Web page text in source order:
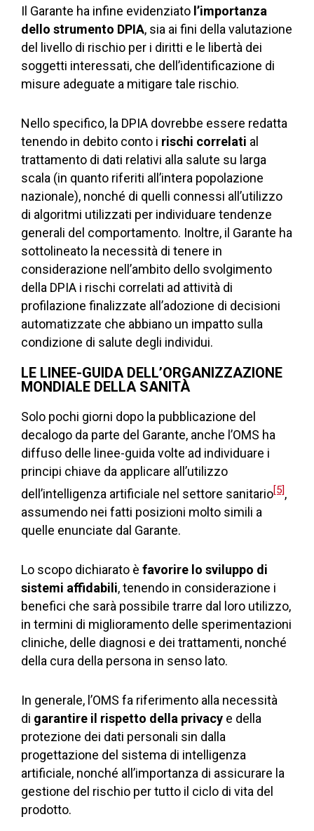
Il Garante ha infine evidenziato l’importanza
dello strumento DPIA, sia ai fini della valutazione
del livello di rischio per i diritti e le libertà dei
soggetti interessati, che dell’identificazione di
misure adeguate a mitigare tale rischio.
Nello specifico, la DPIA dovrebbe essere redatta
tenendo in debito conto i rischi correlati al
trattamento di dati relativi alla salute su larga
scala (in quanto riferiti all’intera popolazione
nazionale), nonché di quelli connessi all’utilizzo
di algoritmi utilizzati per individuare tendenze
generali del comportamento. Inoltre, il Garante ha
sottolineato la necessità di tenere in
considerazione nell’ambito dello svolgimento
della DPIA i rischi correlati ad attività di
profilazione finalizzate all’adozione di decisioni
automatizzate che abbiano un impatto sulla
condizione di salute degli individui.
LE LINEE-GUIDA DELL’ORGANIZZAZIONE
MONDIALE DELLA SANITÀ
Solo pochi giorni dopo la pubblicazione del
decalogo da parte del Garante, anche l’OMS ha
diffuso delle linee-guida volte ad individuare i
principi chiave da applicare all’utilizzo
dell’intelligenza artificiale nel settore sanitario[5],
assumendo nei fatti posizioni molto simili a
quelle enunciate dal Garante.
Lo scopo dichiarato è favorire lo sviluppo di
sistemi affidabili, tenendo in considerazione i
benefici che sarà possibile trarre dal loro utilizzo,
in termini di miglioramento delle sperimentazioni
cliniche, delle diagnosi e dei trattamenti, nonché
della cura della persona in senso lato.
In generale, l’OMS fa riferimento alla necessità
di garantire il rispetto della privacy e della
protezione dei dati personali sin dalla
progettazione del sistema di intelligenza
artificiale, nonché all’importanza di assicurare la
gestione del rischio per tutto il ciclo di vita del
prodotto.